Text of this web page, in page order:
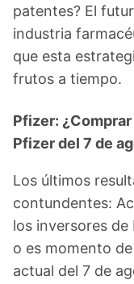
patentes? El
industria
que esta
frutos a tiempo.
Pfizer:
Pfizer del 7 de
Los últimos
contundentes:
los inversores
o es momento
actual del 7 de